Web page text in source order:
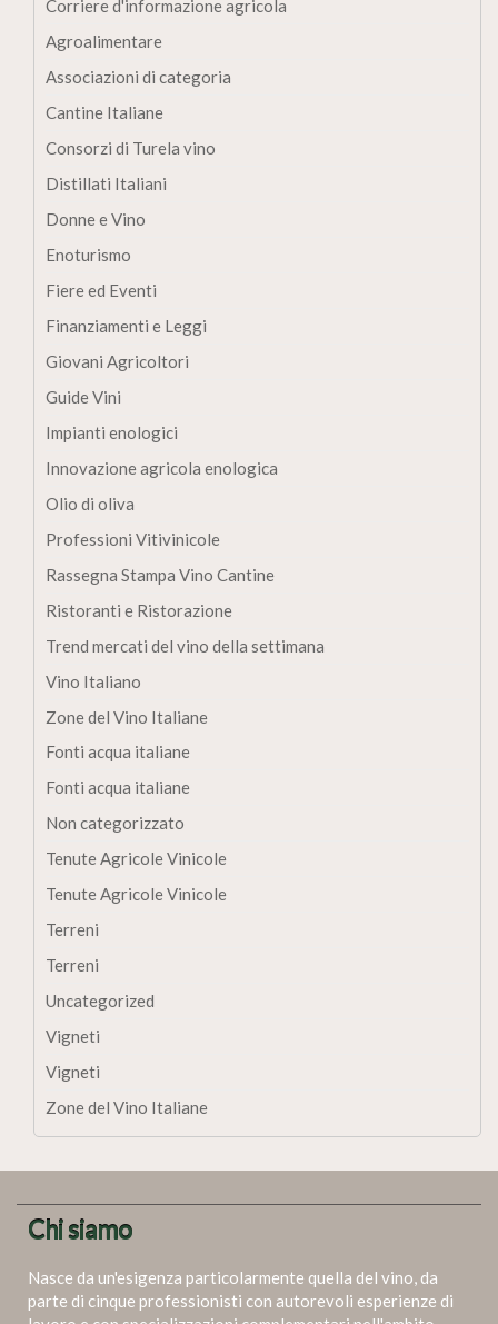
Corriere d'informazione agricola
Agroalimentare
Associazioni di categoria
Cantine Italiane
Consorzi di Turela vino
Distillati Italiani
Donne e Vino
Enoturismo
Fiere ed Eventi
Finanziamenti e Leggi
Giovani Agricoltori
Guide Vini
Impianti enologici
Innovazione agricola enologica
Olio di oliva
Professioni Vitivinicole
Rassegna Stampa Vino Cantine
Ristoranti e Ristorazione
Trend mercati del vino della settimana
Vino Italiano
Zone del Vino Italiane
Fonti acqua italiane
Fonti acqua italiane
Non categorizzato
Tenute Agricole Vinicole
Tenute Agricole Vinicole
Terreni
Terreni
Uncategorized
Vigneti
Vigneti
Zone del Vino Italiane
Chi siamo
Nasce da un'esigenza particolarmente quella del vino, da
parte di cinque professionisti con autorevoli esperienze di